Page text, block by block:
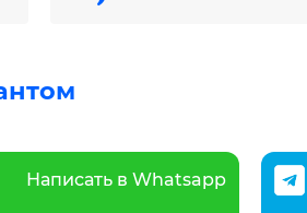
Написать в Whatsapp